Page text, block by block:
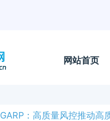
网站首页
GARP：高质量风控推动高